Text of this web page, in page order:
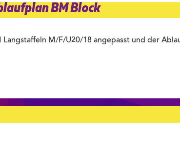
BM Block
M/F/U20/18 angepasst und der